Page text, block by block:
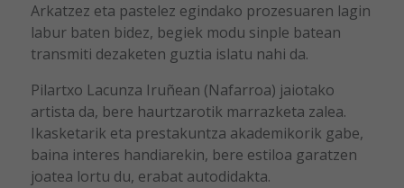
Arkatzez eta pastelez egindako prozesuaren lagin
labur baten bidez, begiek modu sinple batean
transmiti dezaketen guztia islatu nahi da.
Pilartxo Lacunza Iruñean (Nafarroa) jaiotako
artista da, bere haurtzarotik marrazketa zalea.
Ikasketarik eta prestakuntza akademikorik gabe,
baina interes handiarekin, bere estiloa garatzen
joatea lortu du, erabat autodidakta.